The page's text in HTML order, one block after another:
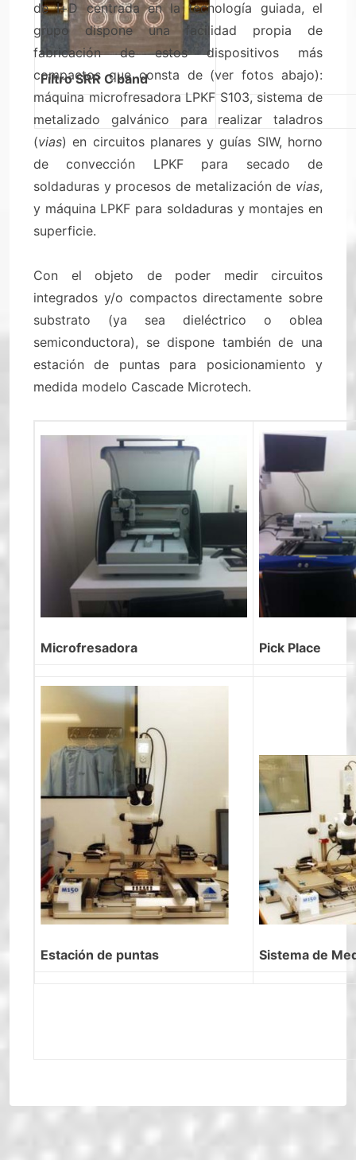
Filtro SRR C band
de I+D centrada en la tecnología guiada, el
grupo dispone una facilidad propia de
fabricación de estos dispositivos más
compactos que consta de (ver fotos abajo):
máquina microfresadora LPKF S103, sistema de
metalizado galvánico para realizar taladros
(vias) en circuitos planares y guías SIW, horno
de convección LPKF para secado de
soldaduras y procesos de metalización de vias,
y máquina LPKF para soldaduras y montajes en
superficie.
Con el objeto de poder medir circuitos
integrados y/o compactos directamente sobre
substrato (ya sea dieléctrico o oblea
semiconductora), se dispone también de una
estación de puntas para posicionamiento y
medida modelo Cascade Microtech.
Microfresadora Pick Place
Estación de puntas Sistema de